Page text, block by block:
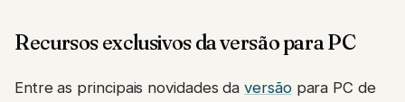
Recursos exclusivos da versão para PC
Entre as principais novidades daversãopara PC de